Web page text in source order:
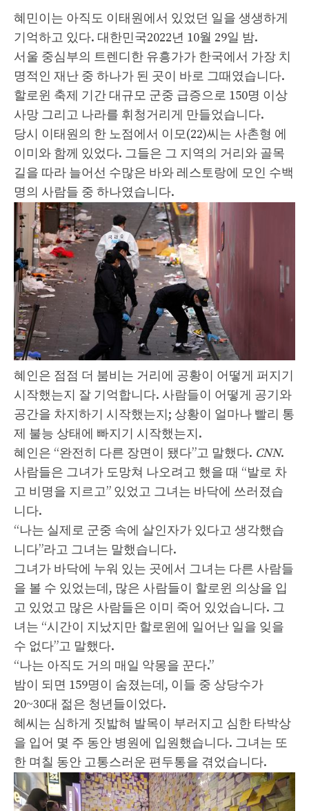
혜민이는 아직도 이태원에서 있었던 일을 생생하게
기억하고 있다. 대한민국2022년 10월 29일 밤.
서울 중심부의 트렌디한 유흥가가 한국에서 가장 치
명적인 재난 중 하나가 된 곳이 바로 그때였습니다.
할로윈 축제 기간 대규모 군중 급증으로 150명 이상
사망 그리고 나라를 휘청거리게 만들었습니다.
당시 이태원의 한 노점에서 이모(22)씨는 사촌형 에
이미와 함께 있었다. 그들은 그 지역의 거리와 골목
길을 따라 늘어선 수많은 바와 레스토랑에 모인 수백
명의 사람들 중 하나였습니다.
혜인은 점점 더 붐비는 거리에 공황이 어떻게 퍼지기
시작했는지 잘 기억합니다. 사람들이 어떻게 공기와
공간을 차지하기 시작했는지; 상황이 얼마나 빨리 통
제 불능 상태에 빠지기 시작했는지.
혜인은 “완전히 다른 장면이 됐다”고 말했다. CNN.
사람들은 그녀가 도망쳐 나오려고 했을 때 “발로 차
고 비명을 지르고” 있었고 그녀는 바닥에 쓰러졌습
니다.
“나는 실제로 군중 속에 살인자가 있다고 생각했습
니다”라고 그녀는 말했습니다.
그녀가 바닥에 누워 있는 곳에서 그녀는 다른 사람들
을 볼 수 있었는데, 많은 사람들이 할로윈 의상을 입
고 있었고 많은 사람들은 이미 죽어 있었습니다. 그
녀는 “시간이 지났지만 할로윈에 일어난 일을 잊을
수 없다”고 말했다.
“나는 아직도 거의 매일 악몽을 꾼다.”
밤이 되면 159명이 숨졌는데, 이들 중 상당수가
20~30대 젊은 청년들이었다.
혜씨는 심하게 짓밟혀 발목이 부러지고 심한 타박상
을 입어 몇 주 동안 병원에 입원했습니다. 그녀는 또
한 며칠 동안 고통스러운 편두통을 겪었습니다.